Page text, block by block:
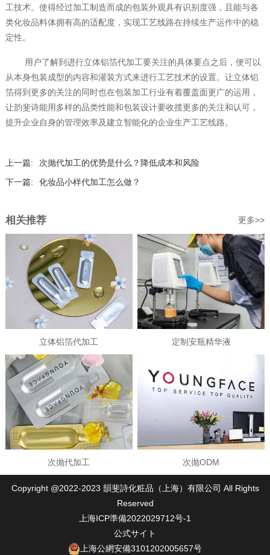
工技术。使得经过加工制造而成的包装外观具有识别度强，且能与各
类化妆品料体拥有高的适配度，实现工艺线路在持续生产运作中的稳
定性。
用户了解到进行立体铝箔代加工要关注的具体要点之后，便可以
从本身包装成型的内容和灌装方式来进行工艺技术的设置。让立体铝
箔得到更多的关注的同时也在包装加工行业有着覆盖面更广的运用，
让韵斐诗能用多样的品类性能和包装设计要收揽更多的关注和认可，
提升企业自身的管理效率及建立智能化的企业生产工艺线路。
上一篇:
次抛代加工的优势是什么？降低成本和风险
下一篇:
化妆品小样代加工怎么做？
相关推荐 更多>>
立体铝箔代加工 定制安瓶精华液
次抛代加工 次抛ODM
Copyright @2022-2023 韻斐詩化粧品（上海）有限公司 All Rights
Reserved
上海ICP準備2022029712号-1
公式サイト
上海公網安備3101202005657号